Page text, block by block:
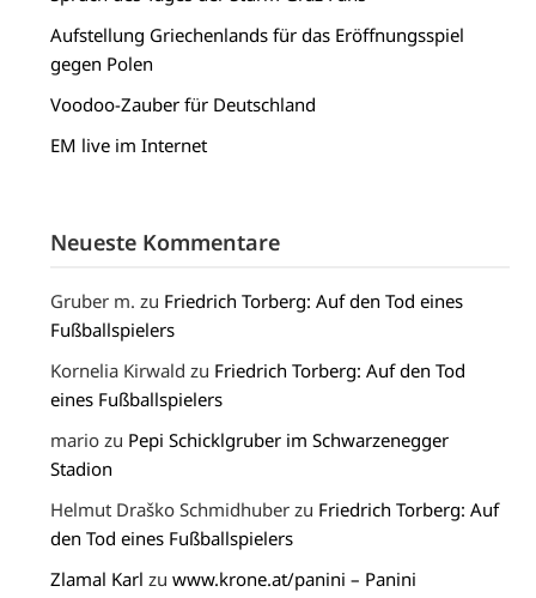
Aufstellung Griechenlands für das Eröffnungsspiel
gegen Polen
Voodoo-Zauber für Deutschland
EM live im Internet
Neueste Kommentare
Gruber m. zu Friedrich Torberg: Auf den Tod eines
Fußballspielers
Kornelia Kirwald zu Friedrich Torberg: Auf den Tod
eines Fußballspielers
mario zu Pepi Schicklgruber im Schwarzenegger
Stadion
Helmut Draško Schmidhuber zu Friedrich Torberg: Auf
den Tod eines Fußballspielers
Zlamal Karl zuwww.krone.at/panini – Panini